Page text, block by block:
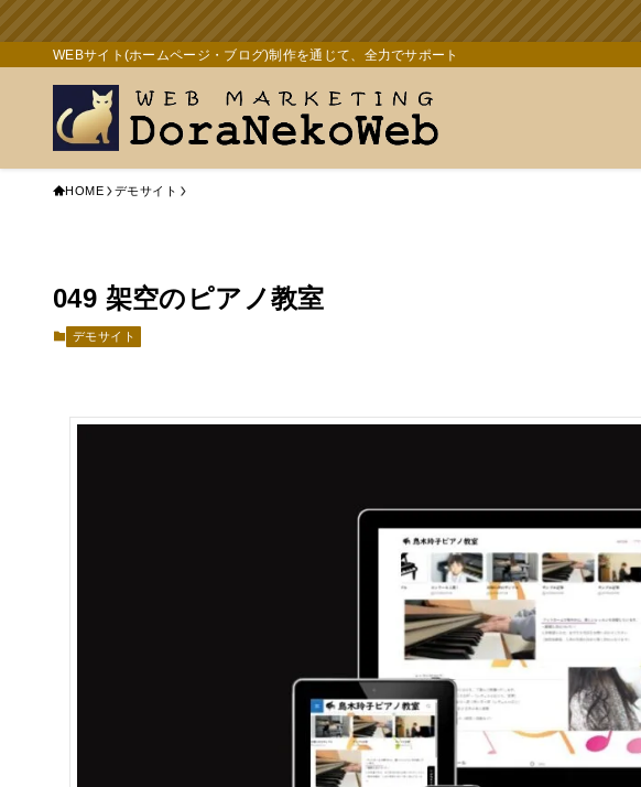
WEBサイト(ホームページ・ブログ)制作を通じて、全力でサポート
HOME デモサイト
049 架空のピアノ教室
デモサイト